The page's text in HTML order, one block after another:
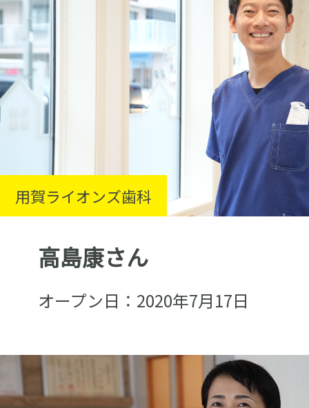
用賀ライオンズ歯科
高島康さん
オープン日：2020年7月17日